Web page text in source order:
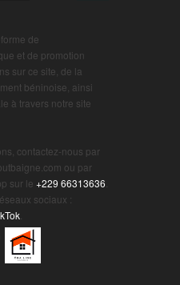
de
et de promotion
sur ce site, de la
béninoise, ainsi
à travers notre site
contactez-nous par
ou par
sur le +229 66313636
sociaux :